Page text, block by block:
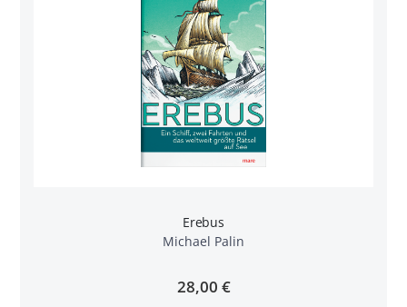
Erebus
Michael Palin
28,00 €